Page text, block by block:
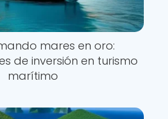
mares en oro:
de inversión en turismo
marítimo